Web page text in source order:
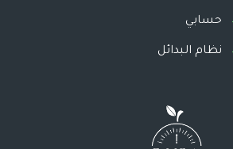
حسابي
نظام البدائل